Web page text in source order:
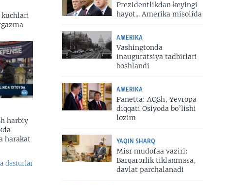
Prezidentlikdan keyingi
hayot... Amerika misolida
AMERIKA
Vashingtonda
inauguratsiya tadbirlari
boshlandi
AMERIKA
Panetta: AQSh, Yevropa
diqqati Osiyoda bo’lishi
lozim
YAQIN SHARQ
Misr mudofaa vaziri:
Barqarorlik tiklanmasa,
davlat parchalanadi
kuchlari
harbiy
harakat
dasturlar